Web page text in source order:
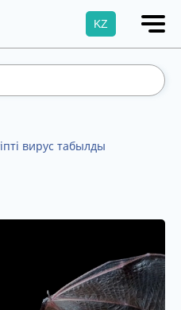
KZ
Рақмет!
вирус табылды